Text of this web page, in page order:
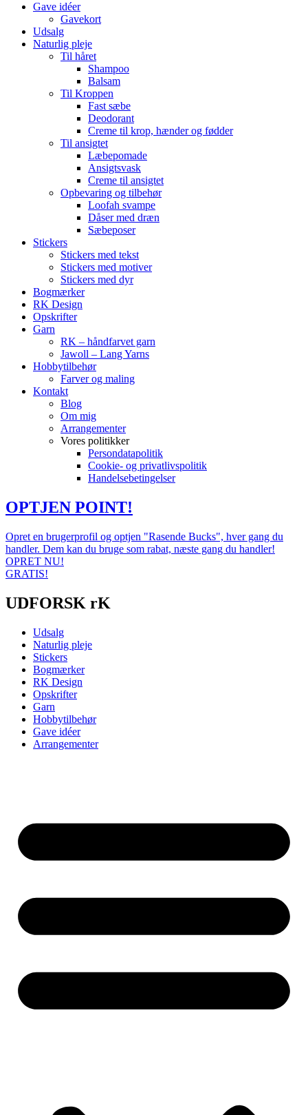
Gave idéer
Gavekort
Udsalg
Naturlig pleje
Til håret
Shampoo
Balsam
Til Kroppen
Fast sæbe
Deodorant
Creme til krop, hænder og fødder
Til ansigtet
Læbepomade
Ansigtsvask
Creme til ansigtet
Opbevaring og tilbehør
Loofah svampe
Dåser med dræn
Sæbeposer
Stickers
Stickers med tekst
Stickers med motiver
Stickers med dyr
Bogmærker
RK Design
Opskrifter
Garn
RK – håndfarvet garn
Jawoll – Lang Yarns
Hobbytilbehør
Farver og maling
Kontakt
Blog
Om mig
Arrangementer
Vores politikker
Persondatapolitik
Cookie- og privatlivspolitik
Handelsebetingelser
OPTJEN POINT!
Opret en brugerprofil og optjen "Rasende Bucks", hver gang du
handler. Dem kan du bruge som rabat, næste gang du handler!
OPRET NU!
GRATIS!
UDFORSK rK
Udsalg
Naturlig pleje
Stickers
Bogmærker
RK Design
Opskrifter
Garn
Hobbytilbehør
Gave idéer
Arrangementer